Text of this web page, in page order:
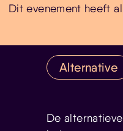
Dit evenement heeft
Alternative
De